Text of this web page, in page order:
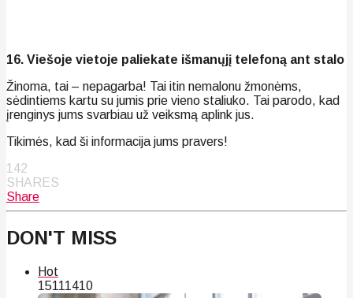
16. Viešoje vietoje paliekate išmanųjį telefoną ant stalo
Žinoma, tai – nepagarba! Tai itin nemalonu žmonėms,
sėdintiems kartu su jumis prie vieno staliuko. Tai parodo, kad
įrenginys jums svarbiau už veiksmą aplink jus.
Tikimės, kad ši informacija jums pravers!
142
SHARES
Share
DON'T MISS
Hot
151 11410